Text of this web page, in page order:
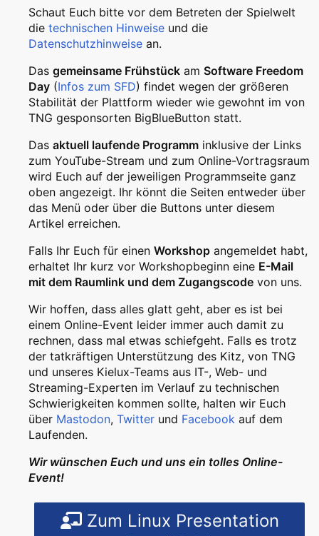
Schaut Euch bitte vor dem Betreten der Spielwelt
die technischen Hinweise und die
Datenschutzhinweise an.
Das gemeinsame Frühstück am Software Freedom
Day (Infos zum SFD) findet wegen der größeren
Stabilität der Plattform wieder wie gewohnt im von
TNG gesponsorten BigBlueButton statt.
Das aktuell laufende Programm inklusive der Links
zum YouTube-Stream und zum Online-Vortragsraum
wird Euch auf der jeweiligen Programmseite ganz
oben angezeigt. Ihr könnt die Seiten entweder über
das Menü oder über die Buttons unter diesem
Artikel erreichen.
Falls Ihr Euch für einen Workshop angemeldet habt,
erhaltet Ihr kurz vor Workshopbeginn eine E-Mail
mit dem Raumlink und dem Zugangscode von uns.
Wir hoffen, dass alles glatt geht, aber es ist bei
einem Online-Event leider immer auch damit zu
rechnen, dass mal etwas schiefgeht. Falls es trotz
der tatkräftigen Unterstützung des Kitz, von TNG
und unseres Kielux-Teams aus IT-, Web- und
Streaming-Experten im Verlauf zu technischen
Schwierigkeiten kommen sollte, halten wir Euch
über Mastodon, Twitter und Facebook auf dem
Laufenden.
Wir wünschen Euch und uns ein tolles Online-
Event!
Zum Linux Presentation